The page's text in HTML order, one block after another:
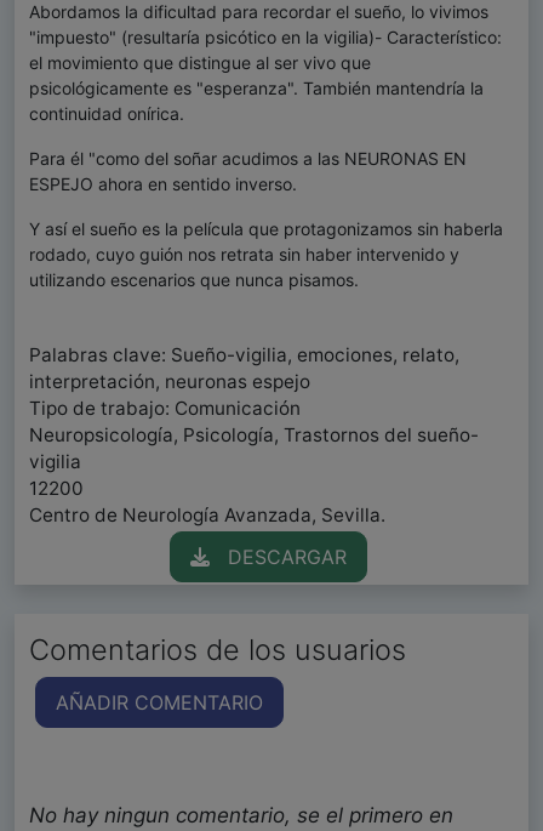
Abordamos la dificultad para recordar el sueño, lo vivimos
"impuesto" (resultaría psicótico en la vigilia)- Característico:
el movimiento que distingue al ser vivo que
psicológicamente es "esperanza". También mantendría la
continuidad onírica.
Para él "como del soñar acudimos a las NEURONAS EN
ESPEJO ahora en sentido inverso.
Y así el sueño es la película que protagonizamos sin haberla
rodado, cuyo guión nos retrata sin haber intervenido y
utilizando escenarios que nunca pisamos.
Palabras clave: Sueño-vigilia, emociones, relato,
interpretación, neuronas espejo
Tipo de trabajo: Comunicación
Neuropsicología, Psicología, Trastornos del sueño-
vigilia
12200
Centro de Neurología Avanzada, Sevilla.
DESCARGAR
Comentarios de los usuarios
AÑADIR COMENTARIO
No hay ningun comentario, se el primero en